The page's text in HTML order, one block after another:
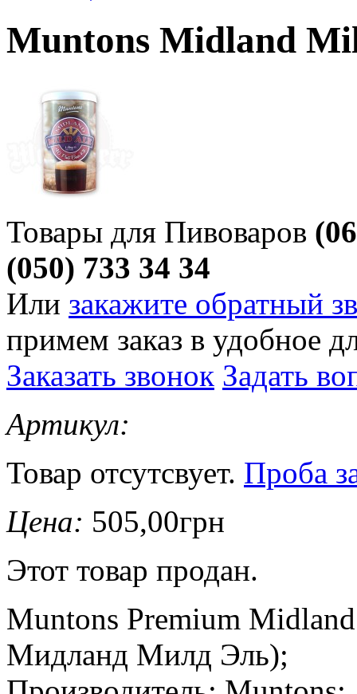
Muntons Midland
Товары для Пивоваров
(050) 733 34 34
Или закажите обратный
примем заказ в удобное
Заказать звонок Задать
Артикул:
Товар отсутсвует. Проба
Цена: 505,00грн
Этот товар продан.
Muntons Premium
Мидланд Милд Эль);